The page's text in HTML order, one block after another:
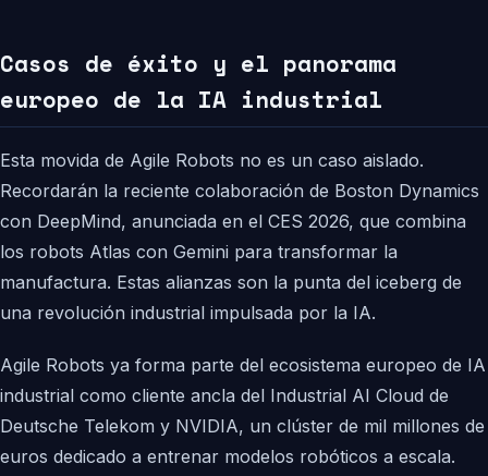
Casos de éxito y el panorama
europeo de la IA industrial
Esta movida de Agile Robots no es un caso aislado.
Recordarán la reciente colaboración de Boston Dynamics
con DeepMind, anunciada en el CES 2026, que combina
los robots Atlas con Gemini para transformar la
manufactura. Estas alianzas son la punta del iceberg de
una revolución industrial impulsada por la IA.
Agile Robots ya forma parte del ecosistema europeo de IA
industrial como cliente ancla del Industrial AI Cloud de
Deutsche Telekom y NVIDIA, un clúster de mil millones de
euros dedicado a entrenar modelos robóticos a escala.